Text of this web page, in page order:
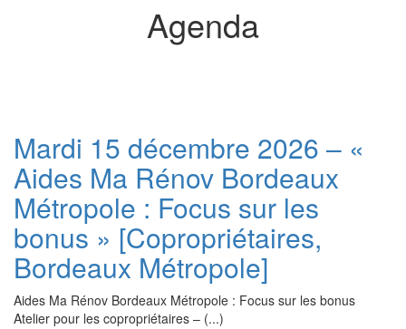
Agenda
Mardi 15 décembre 2026 – «
Aides Ma Rénov Bordeaux
Métropole : Focus sur les
bonus » [Copropriétaires,
Bordeaux Métropole]
Aides Ma Rénov Bordeaux Métropole : Focus sur les bonus
Atelier pour les copropriétaires – (...)